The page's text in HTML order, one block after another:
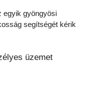
egyik gyöngyösi
segítségét kérik